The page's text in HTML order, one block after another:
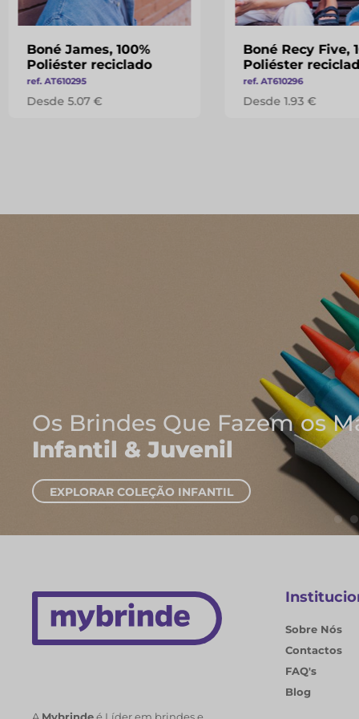
Boné James, 100%
Poliéster reciclado
ref. AT610295
Desde 5.07 €
Boné Recy Five,
Poliéster
ref. AT610296
Desde 1.93 €
Onde
EXPLORAR
Sobre Nós
Contactos
FAQ's
Blog